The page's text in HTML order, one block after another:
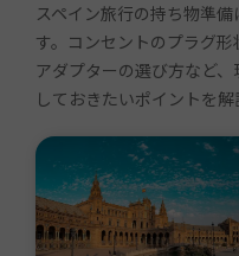
スペイン旅行の持ち物準
す。コンセントのプラグ
アダプターの選び方など
しておきたいポイントを解